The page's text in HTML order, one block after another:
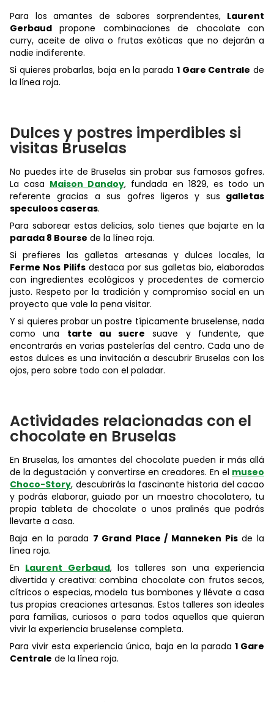
Para los amantes de sabores sorprendentes, Laurent
Gerbaud propone combinaciones de chocolate con
curry, aceite de oliva o frutas exóticas que no dejarán a
nadie indiferente.
Si quieres probarlas, baja en la parada 1 Gare Centrale de
la línea roja.
Dulces y postres imperdibles si
visitas Bruselas
No puedes irte de Bruselas sin probar sus famosos gofres.
La casa Maison Dandoy, fundada en 1829, es todo un
referente gracias a sus gofres ligeros y sus galletas
speculoos caseras.
Para saborear estas delicias, solo tienes que bajarte en la
parada 8 Bourse de la línea roja.
Si prefieres las galletas artesanas y dulces locales, la
Ferme Nos Pilifsdestaca por sus galletas bio, elaboradas
con ingredientes ecológicos y procedentes de comercio
justo. Respeto por la tradición y compromiso social en un
proyecto que vale la pena visitar.
Y si quieres probar un postre típicamente bruselense, nada
como una tarte au sucre suave y fundente, que
encontrarás en varias pastelerías del centro. Cada uno de
estos dulces es una invitación a descubrir Bruselas con los
ojos, pero sobre todo con el paladar.
Actividades relacionadas con el
chocolate en Bruselas
En Bruselas, los amantes del chocolate pueden ir más allá
de la degustación y convertirse en creadores. En el museo
Choco-Story, descubrirás la fascinante historia del cacao
y podrás elaborar, guiado por un maestro chocolatero, tu
propia tableta de chocolate o unos pralinés que podrás
llevarte a casa.
Baja en la parada 7 Grand Place / Manneken Pisde la
línea roja.
En Laurent Gerbaud, los talleres son una experiencia
divertida y creativa: combina chocolate con frutos secos,
cítricos o especias, modela tus bombones y llévate a casa
tus propias creaciones artesanas. Estos talleres son ideales
para familias, curiosos o para todos aquellos que quieran
vivir la experiencia bruselense completa.
Para vivir esta experiencia única, baja en la parada 1 Gare
Centrale de la línea roja.